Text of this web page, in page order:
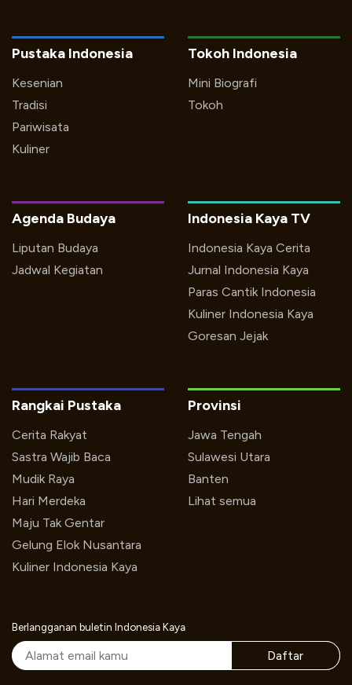
Pustaka Indonesia
Kesenian
Tradisi
Pariwisata
Kuliner
Tokoh Indonesia
Mini Biografi
Tokoh
Indonesia Kaya TV
Indonesia Kaya Cerita
Jurnal Indonesia Kaya
Paras Cantik Indonesia
Kuliner Indonesia Kaya
Goresan Jejak
Agenda Budaya
Liputan Budaya
Jadwal Kegiatan
Rangkai Pustaka
Cerita Rakyat
Sastra Wajib Baca
Mudik Raya
Hari Merdeka
Maju Tak Gentar
Gelung Elok Nusantara
Kuliner Indonesia Kaya
Provinsi
Jawa Tengah
Sulawesi Utara
Banten
Lihat semua
Berlangganan buletin Indonesia Kaya
Daftar